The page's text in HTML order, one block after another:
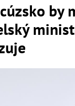
by